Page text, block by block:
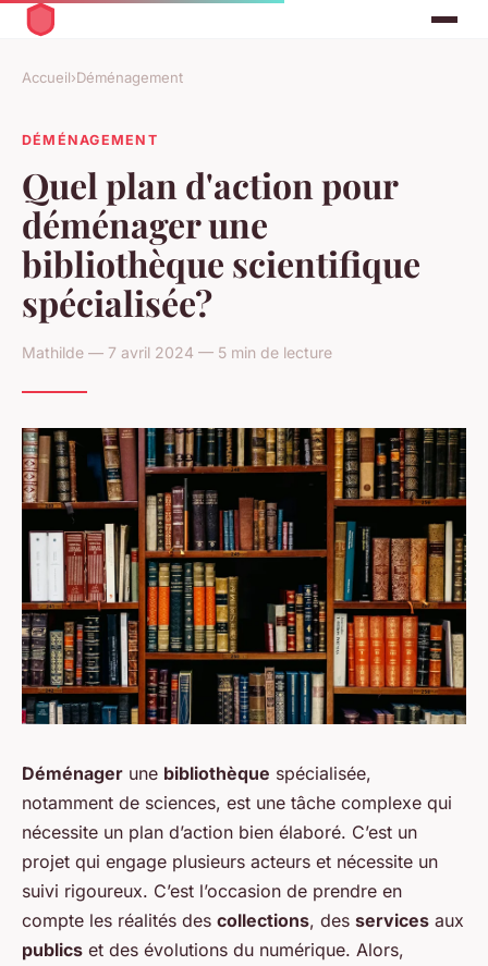
Accueil›Déménagement
DÉMÉNAGEMENT
Quel plan d'action pour
déménager une
bibliothèque scientifique
spécialisée?
Mathilde — 7 avril 2024 — 5 min de lecture
Déménager une bibliothèque spécialisée,
notamment de sciences, est une tâche complexe qui
nécessite un plan d’action bien élaboré. C’est un
projet qui engage plusieurs acteurs et nécessite un
suivi rigoureux. C’est l’occasion de prendre en
compte les réalités des collections, des services aux
publics et des évolutions du numérique. Alors,